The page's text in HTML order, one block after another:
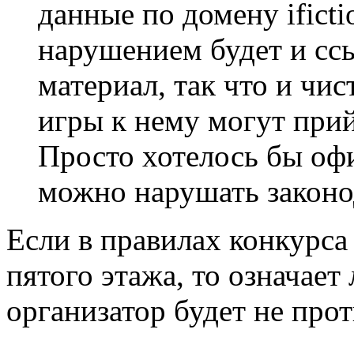
данные по домену
нарушением будет и
материал, так что и
игры к нему могут
Просто хотелось бы
можно нарушать
Если в правилах
пятого этажа, то
организатор будет не